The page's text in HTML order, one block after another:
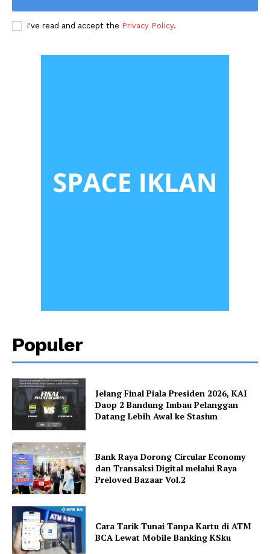
I've read and accept the Privacy Policy.
Populer
Jelang Final Piala Presiden 2026, KAI
Daop 2 Bandung Imbau Pelanggan
Datang Lebih Awal ke Stasiun
Bank Raya Dorong Circular Economy
dan Transaksi Digital melalui Raya
Preloved Bazaar Vol.2
Cara Tarik Tunai Tanpa Kartu di ATM
BCA Lewat Mobile Banking KSku